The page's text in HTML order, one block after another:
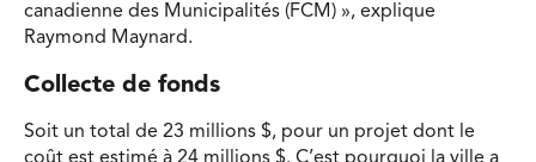
canadienne des Municipalités (FCM) », explique
Raymond Maynard.
Collecte de fonds
Soit un total de 23 millions $, pour un projet dont le
coût est estimé à 24 millions $. C’est pourquoi la ville a